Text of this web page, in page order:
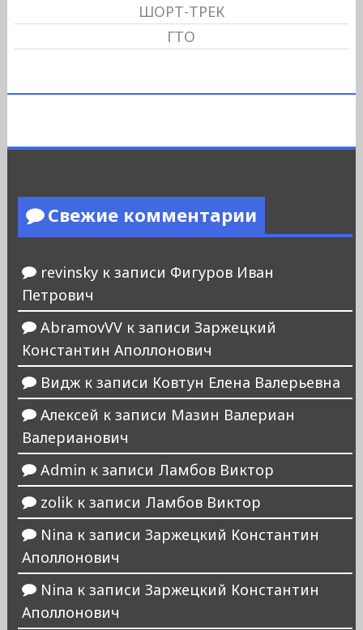
ШОРТ-ТРЕК
ГТО
Свежие комментарии
revinskyк записи Фигуров Иван
Петрович
AbramovVVк записи Заржецкий
Константин Аполлонович
Виджк записи Ковтун Елена Валерьевна
Алексей к записи Мазин Валериан
Валерианович
Admin к записи Ламбов Виктор
zolikк записи Ламбов Виктор
Nina к записи Заржецкий Константин
Аполлонович
Nina к записи Заржецкий Константин
Аполлонович